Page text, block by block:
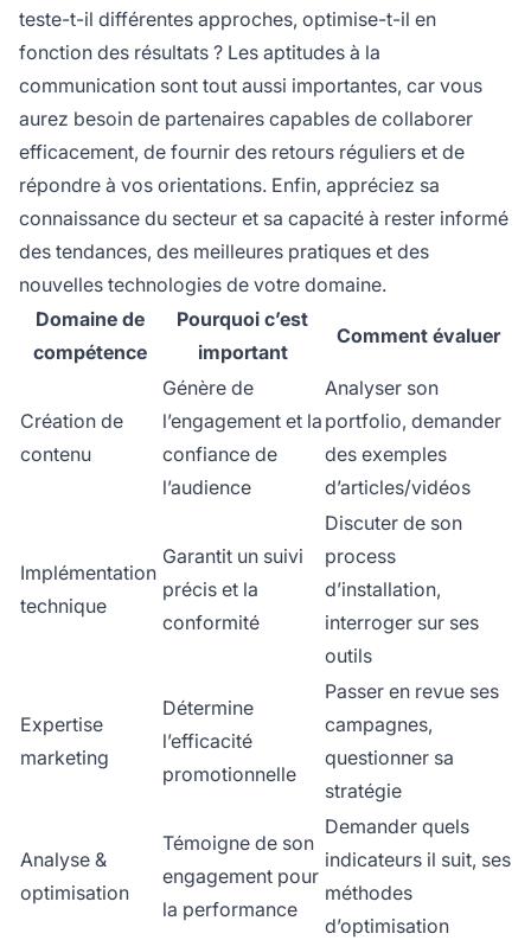
teste-t-il différentes approches, optimise-t-il en
fonction des résultats ? Les aptitudes à la
communication sont tout aussi importantes, car vous
aurez besoin de partenaires capables de collaborer
efficacement, de fournir des retours réguliers et de
répondre à vos orientations. Enfin, appréciez sa
connaissance du secteur et sa capacité à rester informé
des tendances, des meilleures pratiques et des
nouvelles technologies de votre domaine.
Domaine de
compétence
Pourquoi c’est
important
Comment évaluer
Création de
contenu
Génère de
l’engagement et la
confiance de
l’audience
Analyser son
portfolio, demander
des exemples
d’articles/vidéos
Implémentation
technique
Garantit un suivi
précis et la
conformité
Discuter de son
process
d’installation,
interroger sur ses
outils
Expertise
marketing
Détermine
l’efficacité
promotionnelle
Passer en revue ses
campagnes,
questionner sa
stratégie
Analyse &
optimisation
Témoigne de son
engagement pour
la performance
Demander quels
indicateurs il suit, ses
méthodes
d’optimisation